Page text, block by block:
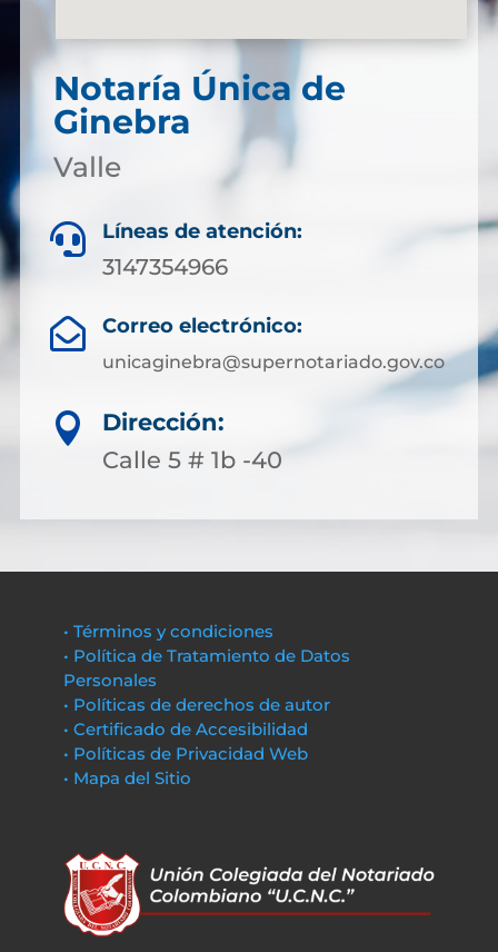
Notaría Única de
Ginebra
Valle
 Líneas de atención:
3147354966
 Correo electrónico:
unicaginebra@supernotariado.gov.co

Dirección:
Calle 5 # 1b -40
• Términos y condiciones
• Política de Tratamiento de Datos
Personales
• Políticas de derechos de autor
• Certificado de Accesibilidad
• Políticas de Privacidad Web
• Mapa del Sitio